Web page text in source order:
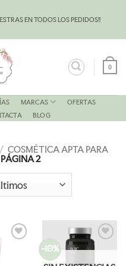
EN TODOS LOS PEDIDOS!!
0
MARCAS
OFERTAS
BLOG
/ COSMÉTICA APTA PARA
PÁGINA 2
LA
-10%
AÑADIR